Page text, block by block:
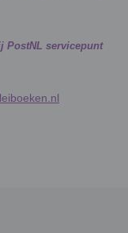
PostNL servicepunt